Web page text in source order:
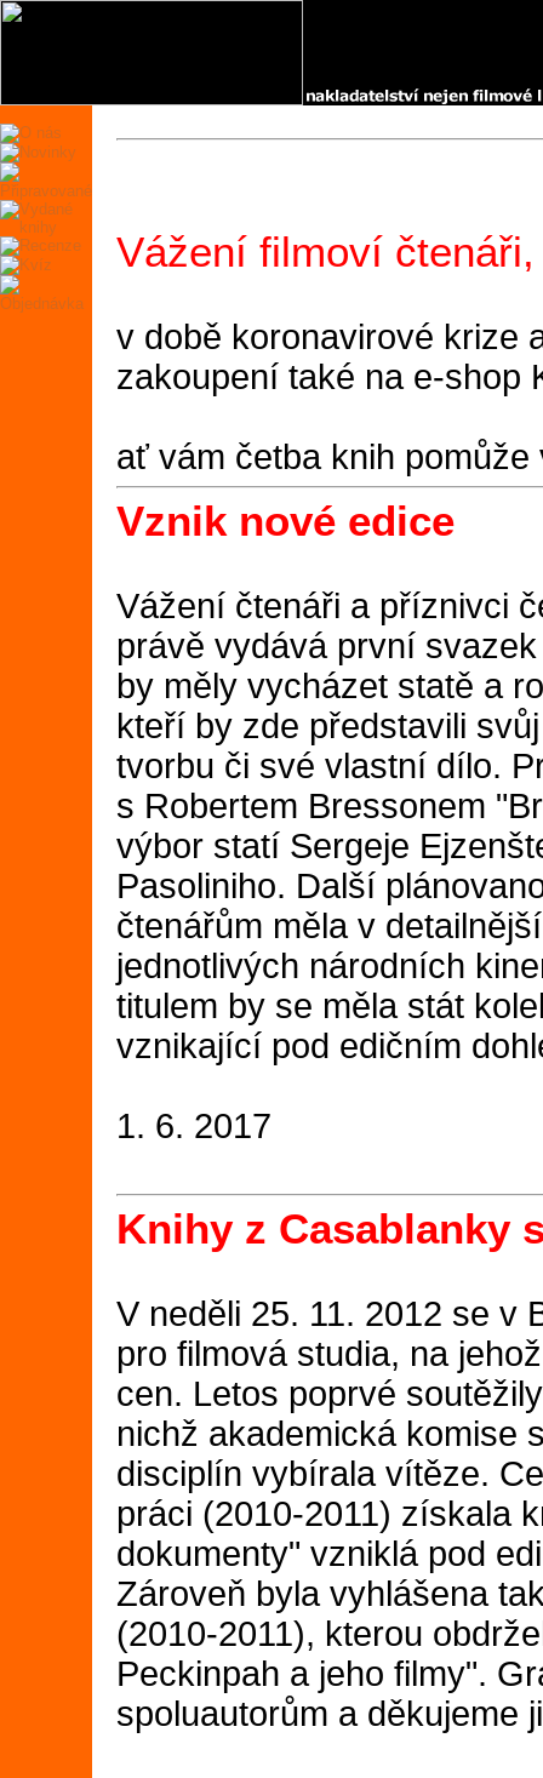
Vážení filmoví čtenáři,
v době koronavirové krize
zakoupení také na e-shop
ať vám četba knih
Vznik nové edice
Vážení čtenáři a příznivci
právě vydává první
by měly vycházet statě a
kteří by zde představili
tvorbu či své vlastní dílo.
s Robertem Bressonem
výbor statí Sergeje
Pasoliniho. Další
čtenářům měla v
jednotlivých národních
titulem by se měla stát
vznikající pod edičním
1. 6. 2017
Knihy z Casablanky
V neděli 25. 11. 2012 se v
pro filmová studia, na
cen. Letos poprvé
nichž akademická komise
disciplín vybírala vítěze.
práci (2010-2011) získala
dokumenty" vzniklá pod
Zároveň byla vyhlášena
(2010-2011), kterou
Peckinpah a jeho filmy".
spoluautorům a děkujeme